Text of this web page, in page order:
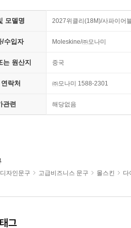
모델명 2027위클리(18M)/사파이어
/수입자 Moleskine/㈜모나미
는 원산지 중국
락처 ㈜모나미 1588-2301
관련 해당없음
디자인문구 고급비즈니스 문구 몰스킨 다
그